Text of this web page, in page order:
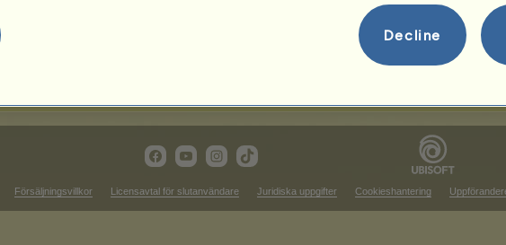
Försäljningsvillkor Licensavtal för slutanvändare Juridiska uppgifter Cookieshantering
Decline